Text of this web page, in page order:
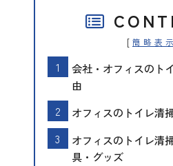
[ 簡略表示
会社・オフィスのト
由
オフィスのトイレ清
オフィスのトイレ清
具・グッズ